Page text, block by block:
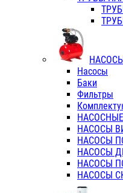
Насосы
Баки
Фильтры
НАСОСЫ
НАСОСЫ
НАСОСЫ
НАСОСЫ
НАСОСЫ